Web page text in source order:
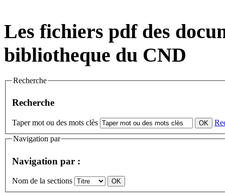
Les fichiers pdf des
bibliotheque du CND
Recherche
Recherche
Taper mot ou des mots clès
Navigation par
Navigation par :
Nom de la sections